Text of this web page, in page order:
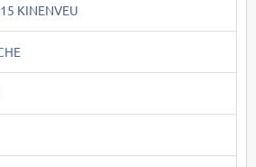
KINENVEU